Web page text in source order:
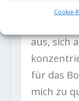
Cookie-
es
aus, sich
für das
mich zu